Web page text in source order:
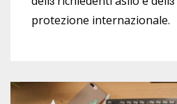
protezione internazionale.